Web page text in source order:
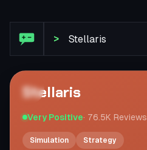
>
Stellaris
Very Positive· 76.5K Reviews
Simulation Strategy